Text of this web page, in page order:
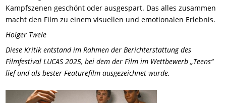
Kampfszenen geschönt oder ausgespart. Das alles zusammen
macht den Film zu einem visuellen und emotionalen Erlebnis.
Holger Twele
Diese Kritik entstand im Rahmen der Berichterstattung des
Filmfestival LUCAS 2025, bei dem der Film im Wettbewerb „Teens“
lief und als bester Featurefilm ausgezeichnet wurde.